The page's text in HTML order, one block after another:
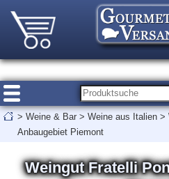
> Weine & Bar > Weine aus Italien >
Anbaugebiet Piemont
Weingut Fratelli